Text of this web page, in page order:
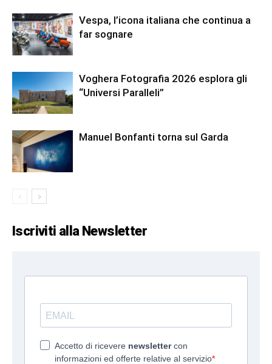
Vespa, l’icona italiana che continua a
far sognare
Voghera Fotografia 2026 esplora gli
“Universi Paralleli”
Manuel Bonfanti torna sul Garda
Iscriviti alla Newsletter